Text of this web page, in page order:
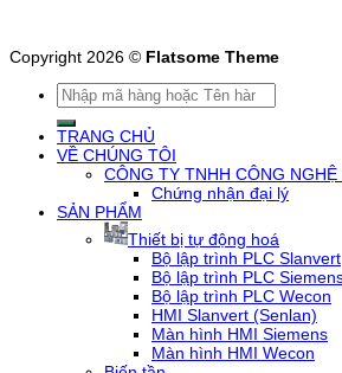
Copyright 2026 © Flatsome Theme
Tìm
kiếm:
TRANG CHỦ
VỀ CHÚNG TÔI
CÔNG TY TNHH CÔNG NGHỆ
Chứng nhận đại lý
SẢN PHẨM
Thiết bị tự động hoá
Bộ lập trình PLC Slanvert
Bộ lập trình PLC
Bộ lập trình PLC Wecon
HMI Slanvert (Senlan)
Màn hình HMI Siemens
Màn hình HMI Wecon